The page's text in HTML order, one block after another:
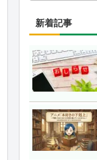
新着記事